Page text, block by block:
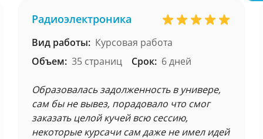
Радиоэлектроника
Вид работы: Курсовая работа
Объем: 35 страниц Срок: 6 дней
Образовалась задолженность в универе,
сам бы не вывез, порадовало что смог
заказать целой кучей всю сессию,
некоторые курсачи сам даже не имел идей